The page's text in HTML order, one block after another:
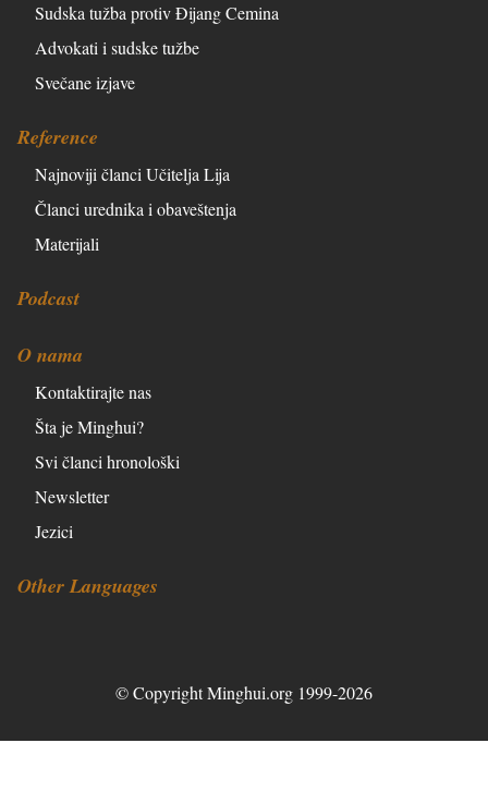
Sudska tužba protiv Đijang Cemina
Advokati i sudske tužbe
Svečane izjave
Reference
Najnoviji članci Učitelja Lija
Članci urednika i obaveštenja
Materijali
Podcast
O nama
Kontaktirajte nas
Šta je Minghui?
Svi članci hronološki
Newsletter
Jezici
Other Languages
© Copyright Minghui.org 1999-2026